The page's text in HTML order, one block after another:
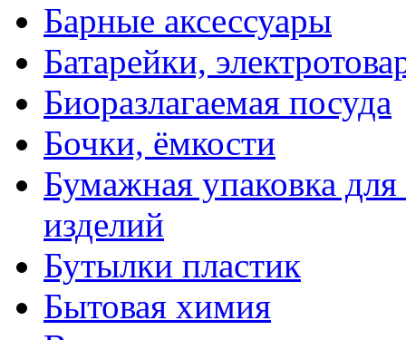
Барные аксессуары
Батарейки,
Биоразлагаемая посуда
Бочки, ёмкости
Бумажная упаковка
изделий
Бутылки пластик
Бытовая химия